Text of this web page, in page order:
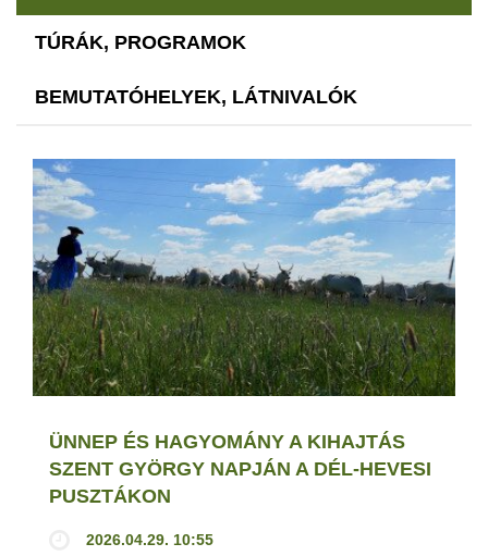
TÚRÁK, PROGRAMOK
BEMUTATÓHELYEK, LÁTNIVALÓK
ÜNNEP ÉS HAGYOMÁNY A KIHAJTÁS
SZENT GYÖRGY NAPJÁN A DÉL-HEVESI
PUSZTÁKON
2026.04.29. 10:55